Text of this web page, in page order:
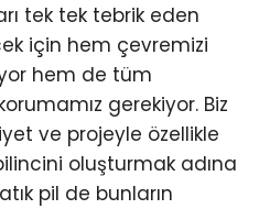
tek tek tebrik eden
için hem çevremizi
hem de tüm
gerekiyor. Biz
ve projeyle özellikle
oluşturmak adına
pil de bunların